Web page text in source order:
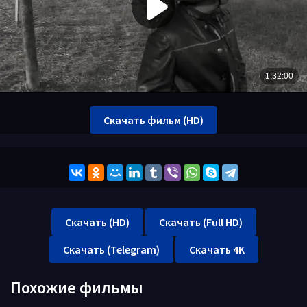
Скачать фильм (HD)
Скачать (HD)
Скачать (Full HD)
Скачать (Telegram)
Скачать 4K
Похожие фильмы